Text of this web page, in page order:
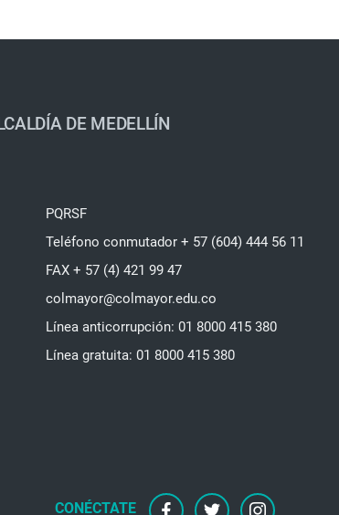
DE MEDELLÍN
PQRSF
Teléfono conmutador + 57 (604) 444 56 11
FAX + 57 (4) 421 99 47
colmayor@colmayor.edu.co
Línea anticorrupción: 01 8000 415 380
Línea gratuita: 01 8000 415 380